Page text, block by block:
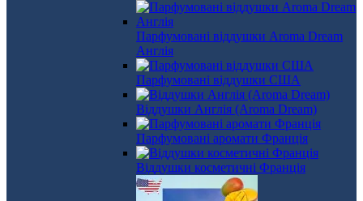
Парфумовані віддушки Aroma Dream
Англія
Парфумовані віддушки США
Віддушки Англія (Aroma Dream)
Парфумовані аромати Франція
Віддушки косметичні Франція